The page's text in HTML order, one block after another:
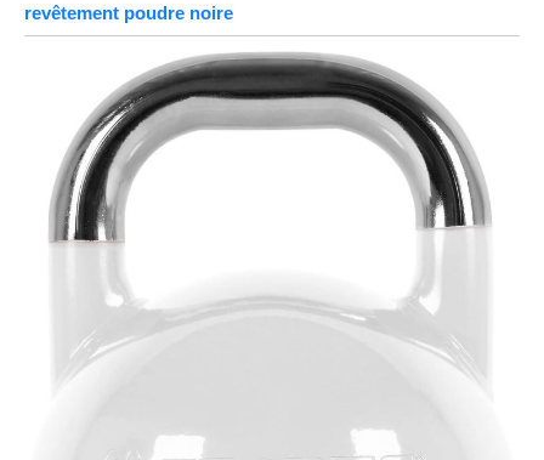
revêtement poudre noire